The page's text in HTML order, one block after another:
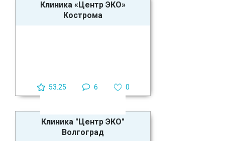
Клиника «Центр ЭКО»
Кострома
53.25 6 0
Клиника "Центр ЭКО"
Волгоград